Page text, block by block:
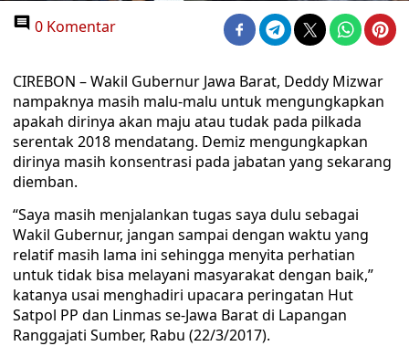
0 Komentar
CIREBON – Wakil Gubernur Jawa Barat, Deddy Mizwar
nampaknya masih malu-malu untuk mengungkapkan
apakah dirinya akan maju atau tudak pada pilkada
serentak 2018 mendatang. Demiz mengungkapkan
dirinya masih konsentrasi pada jabatan yang sekarang
diemban.
“Saya masih menjalankan tugas saya dulu sebagai
Wakil Gubernur, jangan sampai dengan waktu yang
relatif masih lama ini sehingga menyita perhatian
untuk tidak bisa melayani masyarakat dengan baik,”
katanya usai menghadiri upacara peringatan Hut
Satpol PP dan Linmas se-Jawa Barat di Lapangan
Ranggajati Sumber, Rabu (22/3/2017).